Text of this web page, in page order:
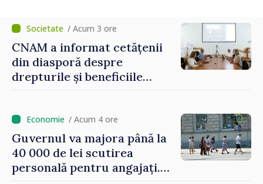
/ Acum 3 ore
CNAM a informat cetățenii
din diasporă despre
drepturile și beneficiile
/ Acum 4 ore
Guvernul va majora până la
40 000 de lei scutirea
personală pentru angajați.